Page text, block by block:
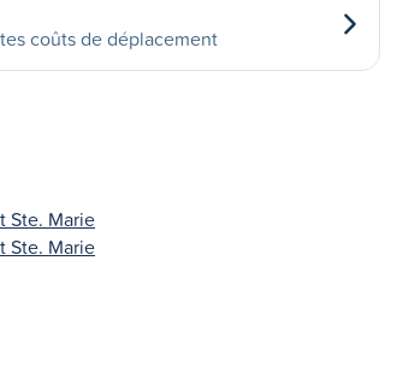
coûts de déplacement
Ste. Marie
Ste. Marie